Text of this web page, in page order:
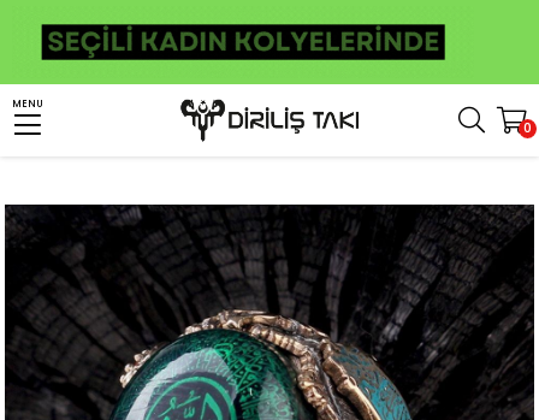
MENU
0
Erkek Gümüş Yüzük
Yeşil Ayetel Kürsi İşlemeli Gümüş Yüzük